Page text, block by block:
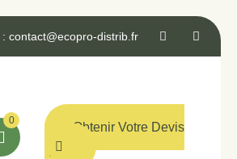
contact@ecopro-distrib.fr
0 Obtenir Votre Devis